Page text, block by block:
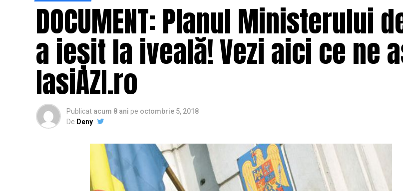
DOCUMENT: Planul Ministerului
a ieșit la iveală! Vezi aici ce ne
IasiAZI.ro
Publicat acum 8 ani pe octombrie 5, 2018
De Deny